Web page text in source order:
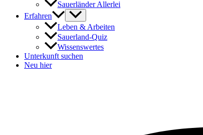
Sauerländer Allerlei
Erfahren
Leben & Arbeiten
Sauerland-Quiz
Wissenswertes
Unterkunft suchen
Neu hier